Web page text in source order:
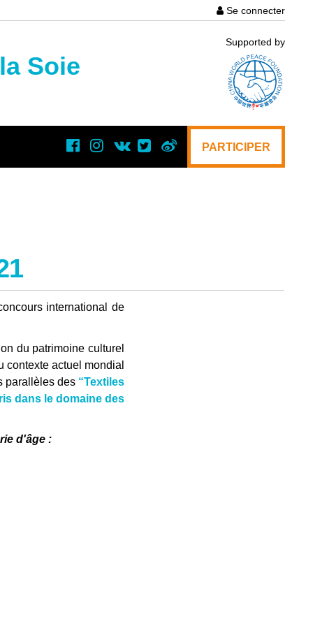
User
account
menu
Se connecter
Soie
Supported by
PARTICIPER
international de
du patrimoine culturel
contexte actuel mondial
parallèles des “Textiles
dans le domaine des
d'âge :